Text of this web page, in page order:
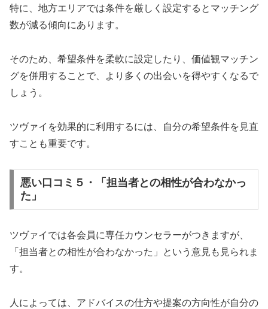
特に、地方エリアでは条件を厳しく設定するとマッチング
数が減る傾向にあります。
そのため、希望条件を柔軟に設定したり、価値観マッチン
グを併用することで、より多くの出会いを得やすくなるで
しょう。
ツヴァイを効果的に利用するには、自分の希望条件を見直
すことも重要です。
悪い口コミ５・「担当者との相性が合わなかっ
た」
ツヴァイでは各会員に専任カウンセラーがつきますが、
「担当者との相性が合わなかった」という意見も見られま
す。
人によっては、アドバイスの仕方や提案の方向性が自分の